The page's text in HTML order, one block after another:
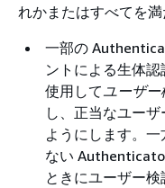
れかまたはすべてを満
一部の
ントによる生体
使用してユーザー
し、正当なユー
ようにします。
ない
ときにユーザー